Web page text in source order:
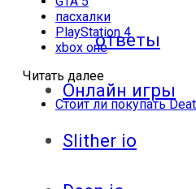
ответы
Онлайн игры
Slither io
пасхалки
PlayStation 4
xbox one
Читать далее
Стоит ли покупать